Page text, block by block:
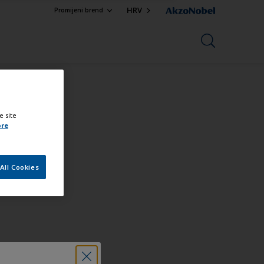
Promijeni brend HRV
site
Cookies